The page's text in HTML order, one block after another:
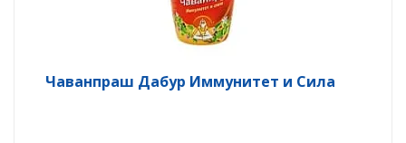
Чаванпраш Дабур Иммунитет и Сила